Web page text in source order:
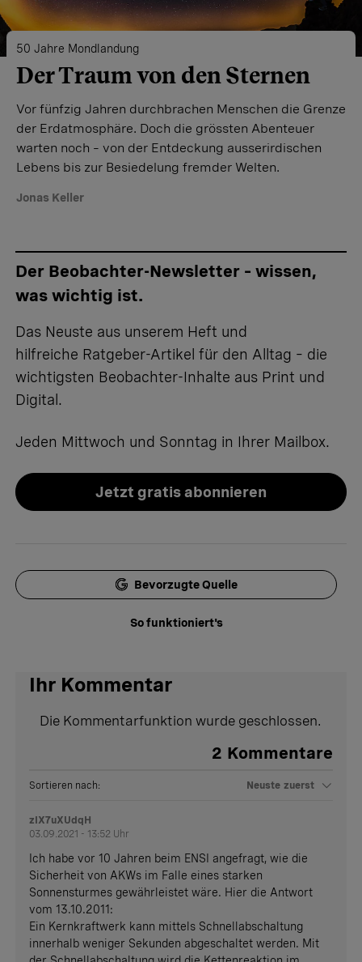
50 Jahre Mondlandung
Der Traum von den Sternen
Vor fünfzig Jahren durchbrachen Menschen die Grenze
der Erdatmosphäre. Doch die grössten Abenteuer
warten noch – von der Entdeckung ausserirdischen
Lebens bis zur Besiedelung fremder Welten.
Jonas Keller
Der Beobachter-Newsletter – wissen,
was wichtig ist.
Das Neuste aus unserem Heft und
hilfreiche Ratgeber-Artikel für den Alltag – die
wichtigsten Beobachter-Inhalte aus Print und
Digital.
Jeden Mittwoch und Sonntag in Ihrer Mailbox.
Jetzt gratis abonnieren
Bevorzugte Quelle
So funktioniert's
Ihr Kommentar
Die Kommentarfunktion wurde geschlossen.
2 Kommentare
Sortieren nach: Neuste zuerst
zIX7uXUdqH
03.09.2021 - 13:52 Uhr
Ich habe vor 10 Jahren beim ENSI angefragt, wie die
Sicherheit von AKWs im Falle eines starken
Sonnensturmes gewährleistet wäre. Hier die Antwort
vom 13.10.2011:
Ein Kernkraftwerk kann mittels Schnellabschaltung
innerhalb weniger Sekunden abgeschaltet werden. Mit